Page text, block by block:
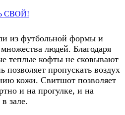
СВОЙ!
из футбольной формы и
людей. Благодаря
теплые кофты не сковывают
позволяет пропускать воздух
кожи. Свитшот позволяет
и на прогулке, и на
зале.